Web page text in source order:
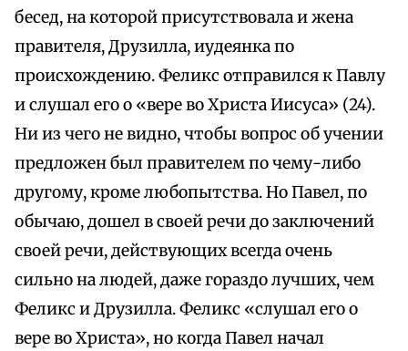
бесед, на которой присутствовала и жена
правителя, Друзилла, иудеянка по
происхождению. Феликс отправился к Павлу
и слушал его о «вере во Христа Иисуса» (24).
Ни из чего не видно, чтобы вопрос об учении
предложен был правителем по чему-либо
другому, кроме любопытства. Но Павел, по
обычаю, дошел в своей речи до заключений
своей речи, действующих всегда очень
сильно на людей, даже гораздо лучших, чем
Феликс и Друзилла. Феликс «слушал его о
вере во Христа», но когда Павел начал